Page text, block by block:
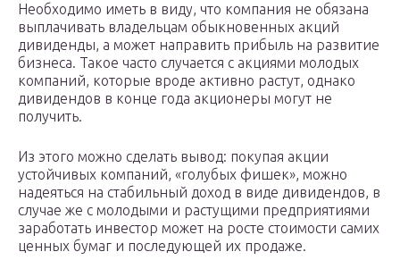
Необходимо иметь в виду, что компания не обязана
выплачивать владельцам обыкновенных акций
дивиденды, а может направить прибыль на развитие
бизнеса. Такое часто случается с акциями молодых
компаний, которые вроде активно растут, однако
дивидендов в конце года акционеры могут не
получить.
Из этого можно сделать вывод: покупая акции
устойчивых компаний, «голубых фишек», можно
надеяться на стабильный доход в виде дивидендов, в
случае же с молодыми и растущими предприятиями
заработать инвестор может на росте стоимости самих
ценных бумаг и последующей их продаже.